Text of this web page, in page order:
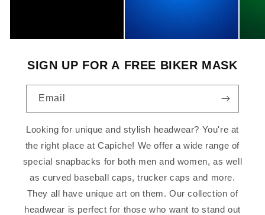
SIGN UP FOR A FREE BIKER MASK
Email
Looking for unique and stylish headwear? You're at
the right place at Capiche! We offer a wide range of
special snapbacks for both men and women, as well
as curved baseball caps, trucker caps and more.
They all have unique art on them. Our collection of
headwear is perfect for those who want to stand out